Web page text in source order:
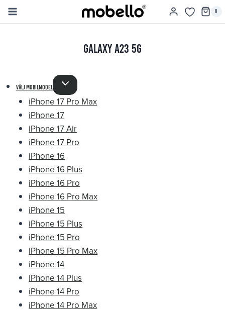
Skip
0
Galaxy A23 5G
välj mobilmodel
iPhone 17 Pro Max
iPhone 17
iPhone 17 Air
iPhone 17 Pro
iPhone 16
iPhone 16 Plus
iPhone 16 Pro
iPhone 16 Pro Max
iPhone 15
iPhone 15 Plus
iPhone 15 Pro
iPhone 15 Pro Max
iPhone 14
iPhone 14 Plus
iPhone 14 Pro
iPhone 14 Pro Max